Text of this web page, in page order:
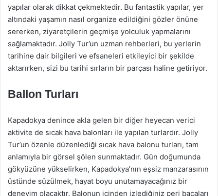
yapılar olarak dikkat çekmektedir. Bu fantastik yapılar, yer
altındaki yaşamın nasıl organize edildiğini gözler önüne
sererken, ziyaretçilerin geçmişe yolculuk yapmalarını
sağlamaktadır. Jolly Tur’un uzman rehberleri, bu yerlerin
tarihine dair bilgileri ve efsaneleri etkileyici bir şekilde
aktarırken, sizi bu tarihi sırların bir parçası haline getiriyor.
Ballon Turları
Kapadokya denince akla gelen bir diğer heyecan verici
aktivite de sıcak hava balonları ile yapılan turlardır. Jolly
Tur’un özenle düzenlediği sıcak hava balonu turları, tam
anlamıyla bir görsel şölen sunmaktadır. Gün doğumunda
gökyüzüne yükselirken, Kapadokya’nın eşsiz manzarasının
üstünde süzülmek, hayat boyu unutamayacağınız bir
deneyim olacaktır. Balonun içinden izlediğiniz peri bacaları